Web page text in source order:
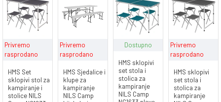
Privremo
rasprodano
HMS Set
sklopivi stol za
kampiranje i
stolice NILS
Privremo
rasprodano
HMS Sjedalice i
klupe za
kampiranje
NILS Camp
Dostupno
HMS sklopivi
set stola i
stolica za
kampiranje
NILS Camp
Privremo
rasprodano
HMS sklopivi
set stola i
stolica za
kampiranje